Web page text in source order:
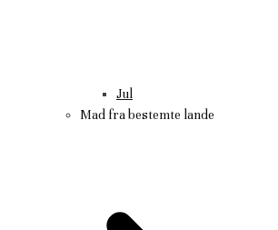
Jul
Mad fra bestemte lande